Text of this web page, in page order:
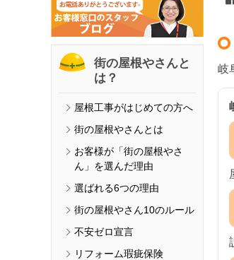
街の屋根やさんと
は？
屋根工事がはじめての方へ
街の屋根やさんとは
お客様が「街の屋根やさ
ん」を選んだ理由
選ばれる6つの理由
街の屋根やさん10のルール
不安ゼロ宣言
リフォーム瑕疵保険
岐